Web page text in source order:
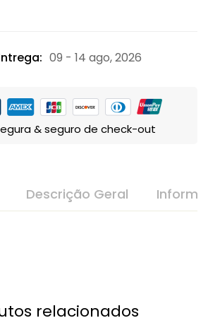
09 - 14 ago, 2026
& seguro de check-out
Descrição Geral
relacionados